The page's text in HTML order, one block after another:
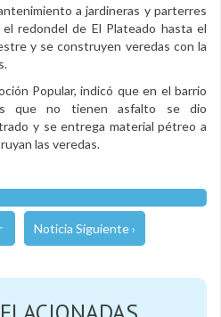
a jardineras y parterres
redondel de El Plateado hasta el
y se construyen veredas con la
Popular, indicó que en el barrio
que no tienen asfalto se dio
y se entrega material pétreo a
las veredas.
Noticia Siguiente ›